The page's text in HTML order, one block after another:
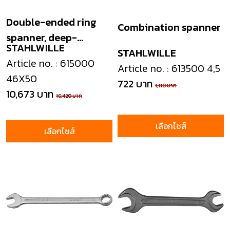
STAHLWILLE
Double-ended ring
spanner, deep-
cranked
Article no. : 615000
46X50
10,673 บาท 16,420 บาท
เลือกไซส์
STAHLWILLE
Combination spanner
Article no. : 613500 4,5
722 บาท 1,110 บาท
เลือกไซส์